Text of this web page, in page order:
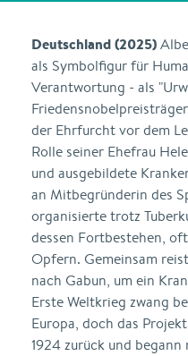
Deutschland (2025)
als Symbolfigur für
Verantwortung - als
der Ehrfurcht vor dem
Rolle seiner Ehefrau
und ausgebildete
an Mitbegründerin des
organisierte trotz
dessen Fortbestehen,
Opfern. Gemeinsam
nach Gabun, um ein
Erste Weltkrieg zwang
Europa, doch das
1924 zurück und